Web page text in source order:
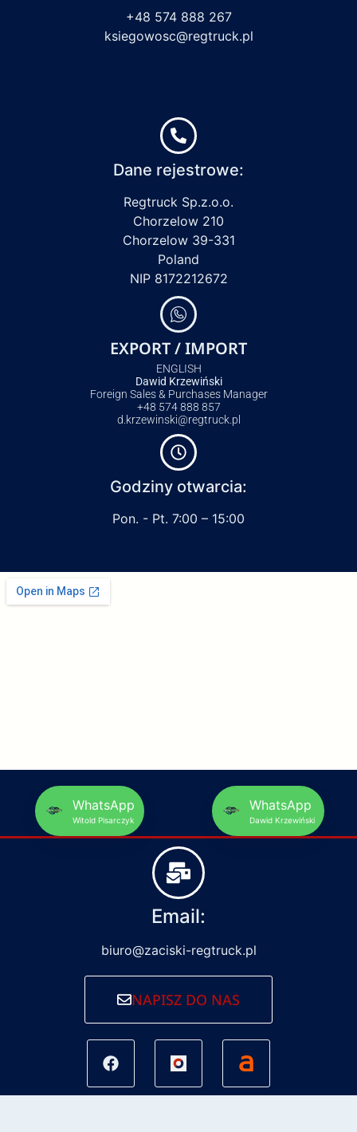
+48 574 888 267
ksiegowosc@regtruck.pl
Dane rejestrowe:
Regtruck Sp.z.o.o.
Chorzelow 210
Chorzelow 39-331
Poland
NIP 8172212672
EXPORT / IMPORT
ENGLISH
Dawid Krzewiński
Foreign Sales & Purchases Manager
+48 574 888 857
d.krzewinski@regtruck.pl
Godziny otwarcia:
Pon. - Pt. 7:00 – 15:00
WhatsApp
Witold Pisarczyk
WhatsApp
Dawid Krzewiński
Email:
biuro@zaciski-regtruck.pl
NAPISZ DO NAS